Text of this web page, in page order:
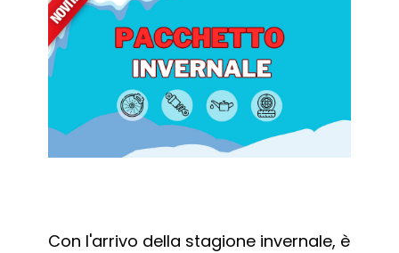
Con l'arrivo della stagione invernale, è